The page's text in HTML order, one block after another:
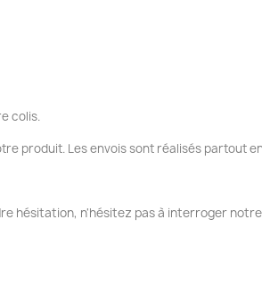
colis.
produit. Les envois sont réalisés partout
hésitation, n'hésitez pas à interroger